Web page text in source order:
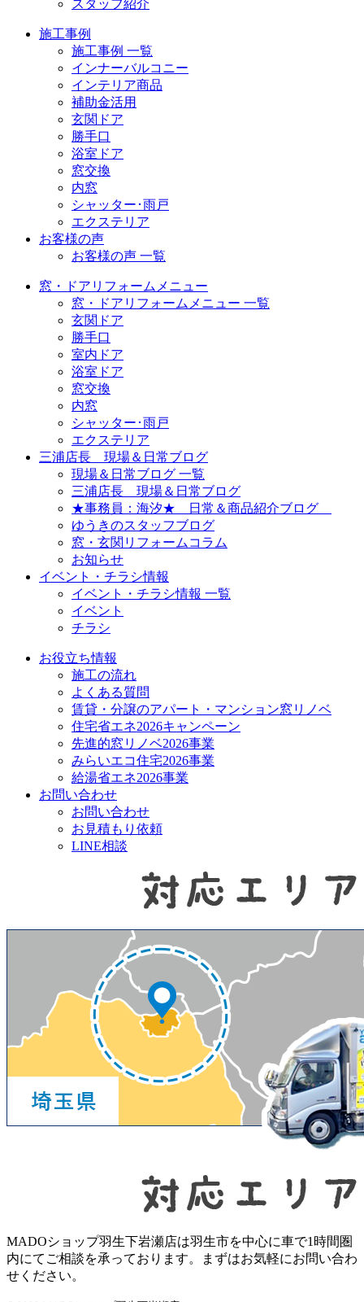
スタッフ紹介
施工事例
施工事例 一覧
インナーバルコニー
インテリア商品
補助金活用
玄関ドア
勝手口
浴室ドア
窓交換
内窓
シャッター･雨戸
エクステリア
お客様の声
お客様の声 一覧
窓・ドアリフォームメニュー
窓・ドアリフォームメニュー 一覧
玄関ドア
勝手口
室内ドア
浴室ドア
窓交換
内窓
シャッター･雨戸
エクステリア
三浦店長 現場＆日常ブログ
現場＆日常ブログ 一覧
三浦店長 現場＆日常ブログ
★事務員：海汐★ 日常＆商品紹介ブログ
ゆうきのスタッフブログ
窓・玄関リフォームコラム
お知らせ
イベント・チラシ情報
イベント・チラシ情報 一覧
イベント
チラシ
お役立ち情報
施工の流れ
よくある質問
賃貸・分譲のアパート・マンション窓リノベ
住宅省エネ2026キャンペーン
先進的窓リノベ2026事業
みらいエコ住宅2026事業
給湯省エネ2026事業
お問い合わせ
お問い合わせ
お見積もり依頼
LINE相談
MADOショップ羽生下岩瀬店は羽生市を中心に車で1時間圏
内にてご相談を承っております。まずはお気軽にお問い合わ
せください。